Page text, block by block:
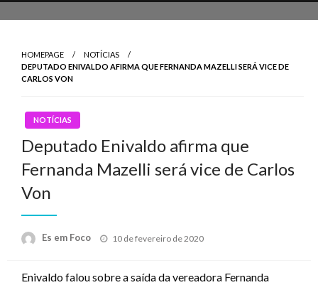
HOMEPAGE
NOTÍCIAS
DEPUTADO ENIVALDO AFIRMA QUE FERNANDA MAZELLI SERÁ VICE DE
CARLOS VON
NOTÍCIAS
Deputado Enivaldo afirma que
Fernanda Mazelli será vice de Carlos
Von
Es em Foco
Posted
10 de fevereiro de 2020
Enivaldo falou sobre a saída da vereadora Fernanda